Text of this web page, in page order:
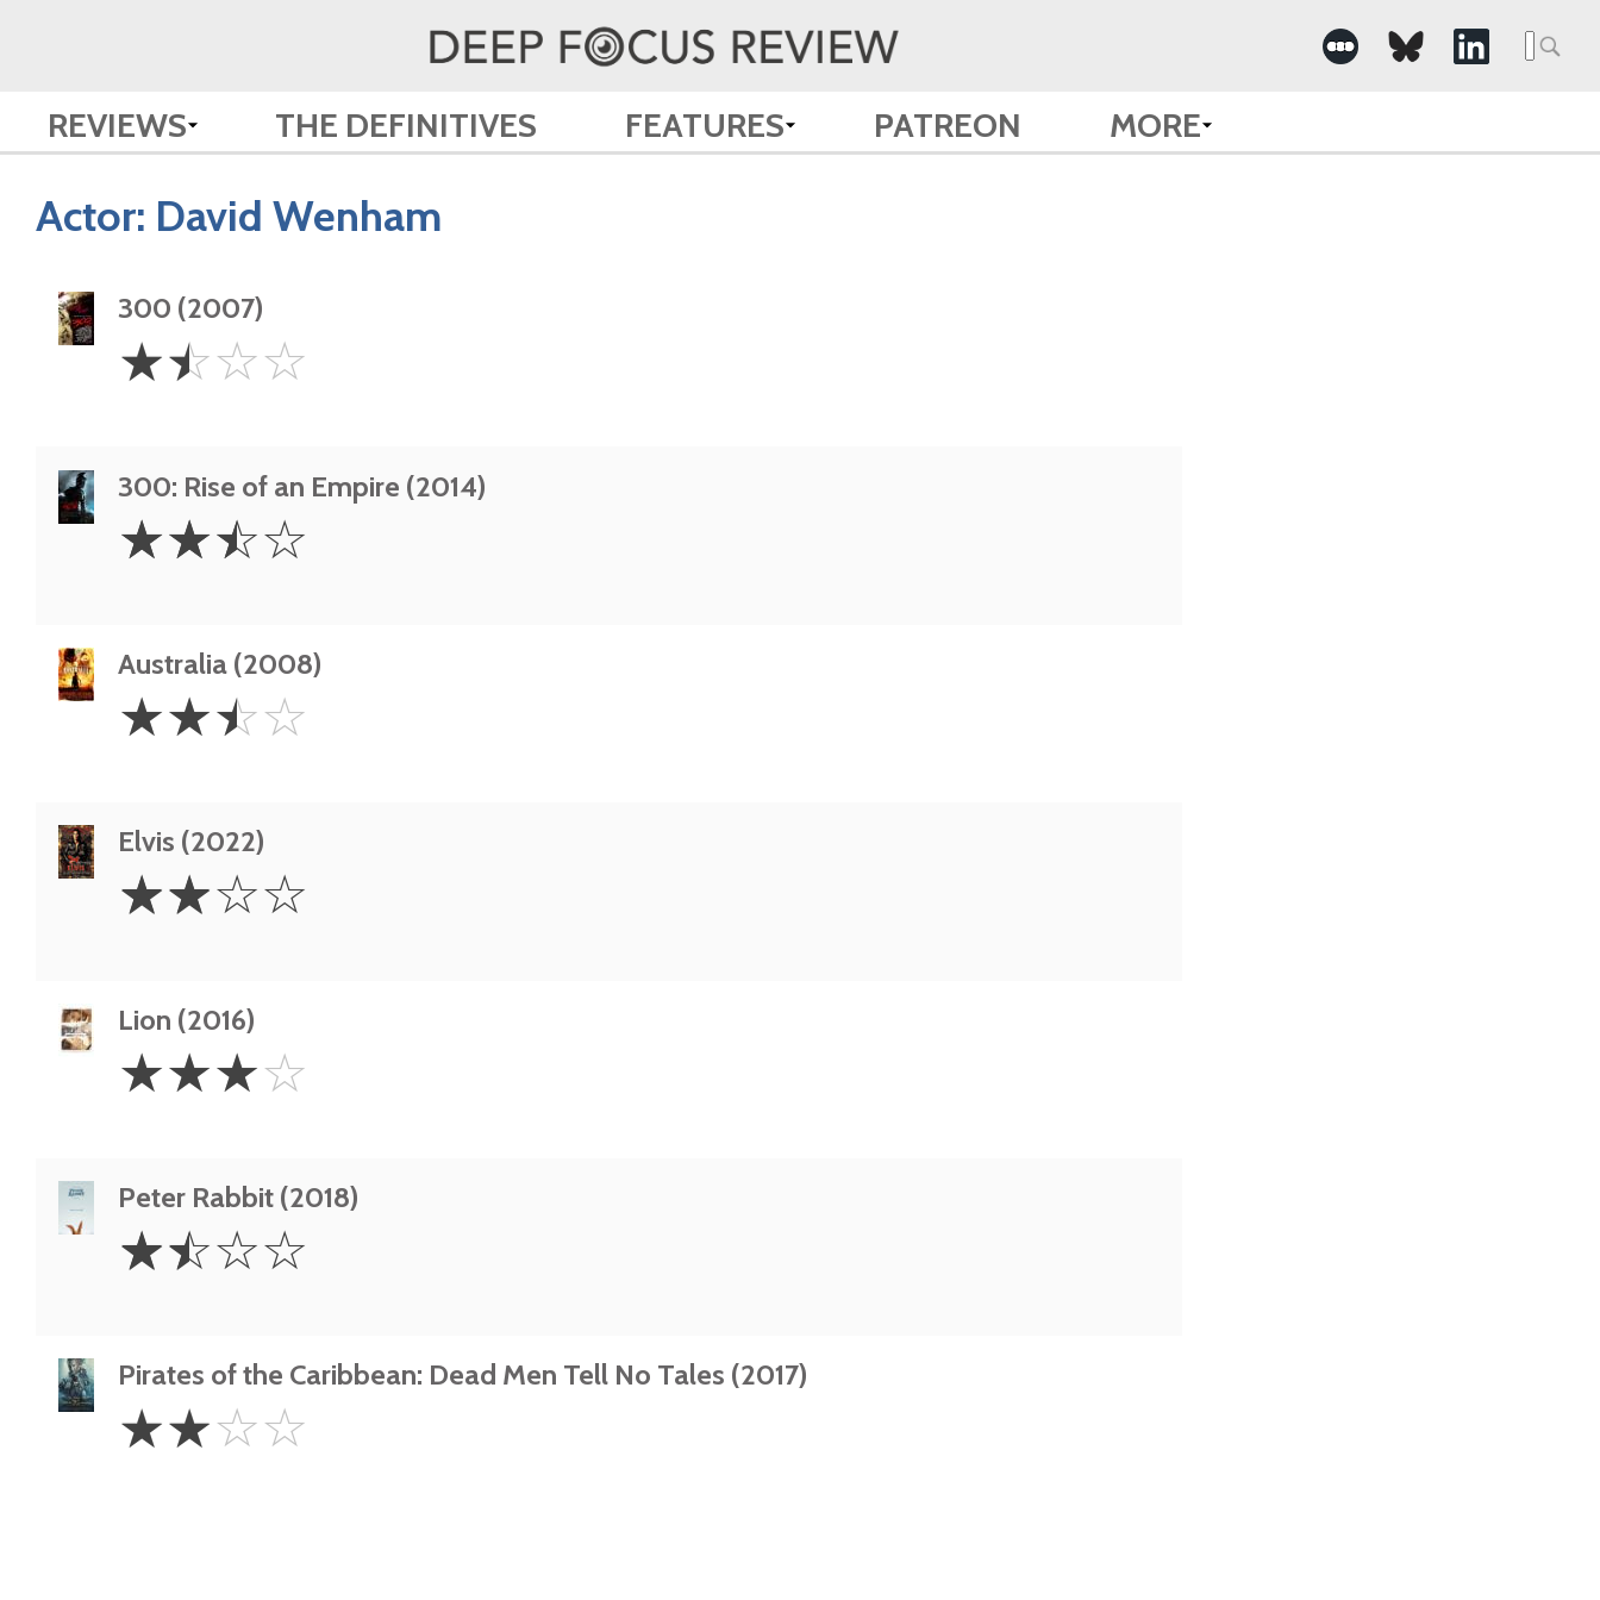
REVIEWS THE DEFINITIVES FEATURES PATREON MORE
Actor: David Wenham
300 (2007)
1.5
Stars
☆☆☆☆
300: Rise of an Empire (2014)
2.5
Stars
☆☆☆☆
Australia (2008)
2.5
Stars
☆☆☆☆
Elvis (2022)
Stars
☆☆☆☆
Lion (2016)
Stars
☆☆☆☆
Peter Rabbit (2018)
1.5
Stars
☆☆☆☆
Pirates of the Caribbean: Dead Men Tell No Tales (2017)
Stars
☆☆☆☆